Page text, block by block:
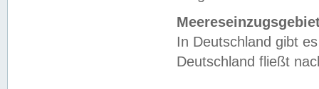
In Deutschland gibt
Deutschland fließt